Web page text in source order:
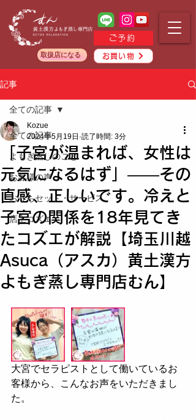
ご予約
お買い物
取扱店になる
記事
全ての記事
よもぎ蒸しのこと
お客様の声
おうちセット・サービス
店主コズエ
全ての記事
「子宮が温まれば、女性は
元気になるはず」——その
直感、正しいです。冷えと
子宮の関係を18年見てき
たコズエが解説【埼玉川越
Asuca（アスカ）黄土漢方
よもぎ蒸し専門店むん】
Kozue
2024年5月19日 読了時間: 3分
大宮でセラピストとして働いているお
客様から、こんなお声をいただきまし
た。